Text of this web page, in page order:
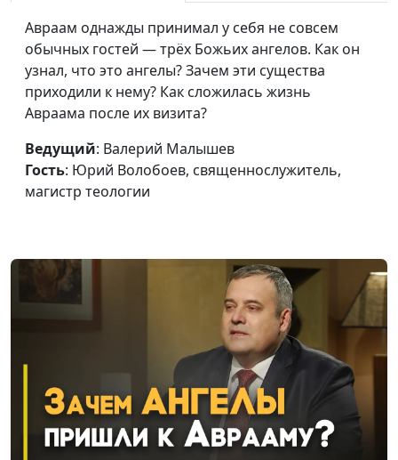
Обетование Божье
Аврааму
Валерий Малышев,
Юрий Волобоев,
священнослужитель,
магистр теологии
#502
Загадка Мелхиседека
и благословение
Авраама
Валерий Малышев,
священнослужитель,
магистр теологии
Уроки веры Авраама:
магистр теологии
Всегда ли нужно
Валерий Малышев,
Юрий Волобоев,
священнослужитель,
магистр теологии
#499
Авраам и Бог: всегда
ли отношения были
идеальны?
Валерий Малышев,
Юрий Волобоев,
священнослужитель,
#498
Авраам однажды принимал у себя не совсем
обычных гостей — трёх Божьих ангелов. Как он
узнал, что это ангелы? Зачем эти существа
приходили к нему? Как сложилась жизнь
Авраама после их визита?
Ведущий: Валерий Малышев
Гость: Юрий Волобоев, священнослужитель,
магистр теологии